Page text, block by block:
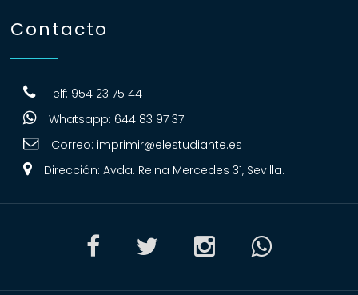
Contacto
Telf: 954 23 75 44
Whatsapp: 644 83 97 37
Correo: imprimir@elestudiante.es
Dirección: Avda. Reina Mercedes 31, Sevilla.